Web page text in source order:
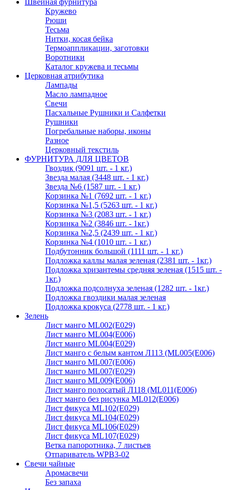
Швейная фурнитура
Кружево
Рюши
Тесьма
Нитки, косая бейка
Термоаппликации, заготовки
Воротники
Каталог кружева и тесьмы
Церковная атрибутика
Лампады
Масло лампадное
Свечи
Пасхальные Рушники и Салфетки
Рушники
Погребальные наборы, иконы
Разное
Церковный текстиль
ФУРНИТУРА ДЛЯ ЦВЕТОВ
Гвоздик (9091 шт. - 1 кг.)
Звезда малая (3448 шт. - 1 кг.)
Звезда №6 (1587 шт. - 1 кг.)
Корзинка №1 (7692 шт. - 1 кг.)
Корзинка №1,5 (5263 шт. - 1 кг.)
Корзинка №3 (2083 шт. - 1 кг.)
Корзинка №2 (3846 шт. - 1кг.)
Корзинка №2,5 (2439 шт. - 1 кг.)
Корзинка №4 (1010 шт. - 1 кг.)
Подбутонник большой (1111 шт. - 1 кг.)
Подложка каллы малая зеленая (2381 шт. - 1кг.)
Подложка хризантемы средняя зеленая (1515 шт. -
1кг.)
Подложка подсолнуха зеленая (1282 шт. - 1кг.)
Подложка гвоздики малая зеленая
Подложка крокуса (2778 шт. - 1 кг.)
Зелень
Лист манго ML002(E029)
Лист манго ML004(E006)
Лист манго ML004(E029)
Лист манго с белым кантом Л113 (ML005(E006)
Лист манго ML007(E006)
Лист манго ML007(E029)
Лист манго ML009(E006)
Лист манго полосатый Л118 (ML011(E006)
Лист манго без рисунка ML012(E006)
Лист фикуса ML102(E029)
Лист фикуса ML104(E029)
Лист фикуса ML106(E029)
Лист фикуса ML107(E029)
Ветка папоротника, 7 листьев
Отпариватель WPB3-02
Свечи чайные
Аромасвечи
Без запаха